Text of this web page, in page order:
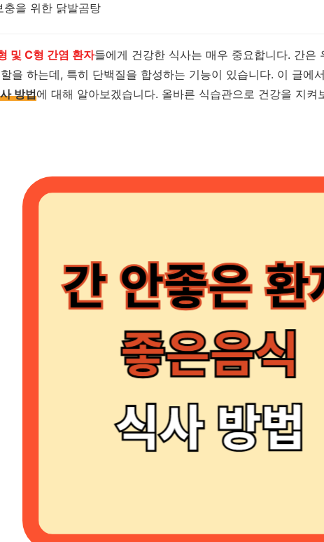
충을 위한 닭발곰탕
및 C형 간염 환자들에게 건강한 식사는 매우 중요합니다. 간은
을 하는데, 특히 단백질을 합성하는 기능이 있습니다. 이 글에
방법에 대해 알아보겠습니다. 올바른 식습관으로 건강을 지켜